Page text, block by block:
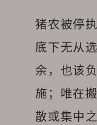
猪农被停
底下无从
余，也该
施；唯在
散或集中